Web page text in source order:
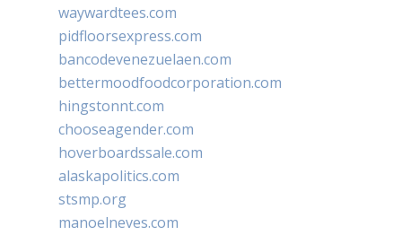
waywardtees.com
pidfloorsexpress.com
bancodevenezuelaen.com
bettermoodfoodcorporation.com
hingstonnt.com
chooseagender.com
hoverboardssale.com
alaskapolitics.com
stsmp.org
manoelneves.com